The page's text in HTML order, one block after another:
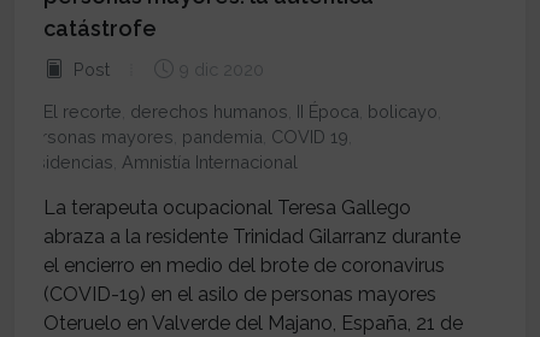
catástrofe
Post 9 dic 2020
El recorte derechos humanos II Época bolicayo
personas mayores pandemia COVID 19
residencias Amnistía Internacional
La terapeuta ocupacional Teresa Gallego
abraza a la residente Trinidad Gilarranz durante
el encierro en medio del brote de coronavirus
(COVID-19) en el asilo de personas mayores
Oteruelo en Valverde del Majano, España, 21 de